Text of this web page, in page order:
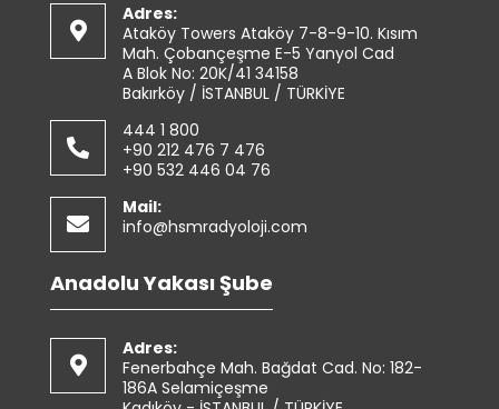
Adres:
Ataköy Towers Ataköy 7-8-9-10. Kısım
Mah. Çobançeşme E-5 Yanyol Cad
A Blok No: 20K/41 34158
Bakırköy / İSTANBUL / TÜRKİYE
444 1 800
+90 212 476 7 476
+90 532 446 04 76
Mail:
info@hsmradyoloji.com
Anadolu Yakası Şube
Adres:
Fenerbahçe Mah. Bağdat Cad. No: 182-
186A Selamiçeşme